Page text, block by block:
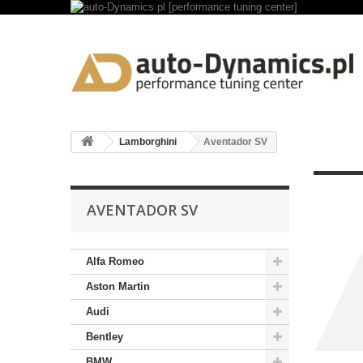
Lamborghini Aventador SV
AVENTADOR SV
Alfa Romeo
Aston Martin
Audi
Bentley